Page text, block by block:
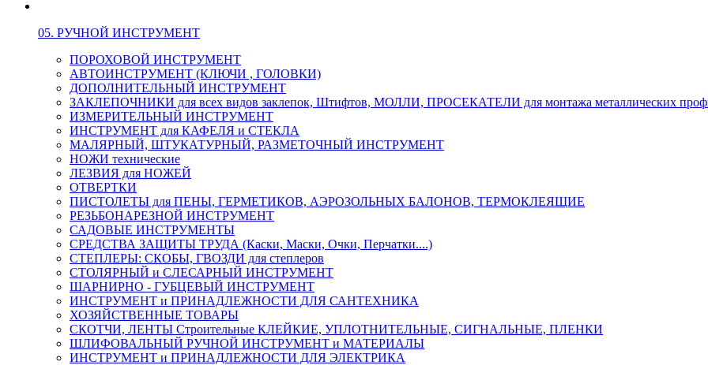
05. РУЧНОЙ ИНСТРУМЕНТ
ПОРОХОВОЙ ИНСТРУМЕНТ
АВТОИНСТРУМЕНТ (КЛЮЧИ , ГОЛОВКИ)
ДОПОЛНИТЕЛЬНЫЙ ИНСТРУМЕНТ
ЗАКЛЕПОЧНИКИ для всех видов заклепок, Штифтов, МОЛЛИ, ПРОСЕКАТЕЛИ для монтажа металлических
ИЗМЕРИТЕЛЬНЫЙ ИНСТРУМЕНТ
ИНСТРУМЕНТ для КАФЕЛЯ и СТЕКЛА
МАЛЯРНЫЙ, ШТУКАТУРНЫЙ, РАЗМЕТОЧНЫЙ ИНСТРУМЕНТ
НОЖИ технические
ЛЕЗВИЯ для НОЖЕЙ
ОТВЕРТКИ
ПИСТОЛЕТЫ для ПЕНЫ, ГЕРМЕТИКОВ, АЭРОЗОЛЬНЫХ БАЛОНОВ, ТЕРМОКЛЕЯЩИЕ
РЕЗЬБОНАРЕЗНОЙ ИНСТРУМЕНТ
САДОВЫЕ ИНСТРУМЕНТЫ
СРЕДСТВА ЗАЩИТЫ ТРУДА (Каски, Маски, Очки, Перчатки....)
СТЕПЛЕРЫ: СКОБЫ, ГВОЗДИ для степлеров
СТОЛЯРНЫЙ и СЛЕСАРНЫЙ ИНСТРУМЕНТ
ШАРНИРНО - ГУБЦЕВЫЙ ИНСТРУМЕНТ
ИНСТРУМЕНТ и ПРИНАДЛЕЖНОСТИ ДЛЯ САНТЕХНИКА
ХОЗЯЙСТВЕННЫЕ ТОВАРЫ
СКОТЧИ, ЛЕНТЫ Строительные КЛЕЙКИЕ, УПЛОТНИТЕЛЬНЫЕ, СИГНАЛЬНЫЕ, ПЛЕНКИ
ШЛИФОВАЛЬНЫЙ РУЧНОЙ ИНСТРУМЕНТ и МАТЕРИАЛЫ
ИНСТРУМЕНТ и ПРИНАДЛЕЖНОСТИ ДЛЯ ЭЛЕКТРИКА